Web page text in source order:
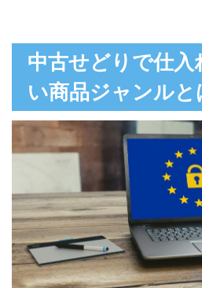
中古せどりで仕入
い商品ジャンルと